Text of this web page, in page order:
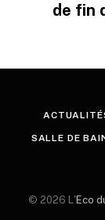
de fin
SALLE DE
© 2026 L'Eco